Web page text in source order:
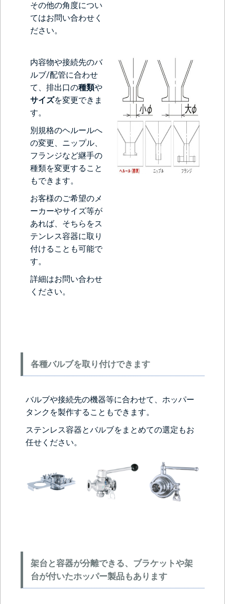
その他の角度につい
てはお問い合わせく
ださい。
内容物や接続先のバ
ルブ/配管に合わせ
て、排出口の種類や
サイズを変更できま
す。
別規格のヘルールへ
の変更、ニップル、
フランジなど継手の
種類を変更すること
もできます。
お客様のご希望のメ
ーカーやサイズ等が
あれば、そちらをス
テンレス容器に取り
付けることも可能で
す。
詳細はお問い合わせ
ください。
各種バルブを取り付けできます
バルブや接続先の機器等に合わせて、ホッパー
タンクを製作することもできます。
ステンレス容器とバルブをまとめての選定もお
任せください。
架台と容器が分離できる、ブラケットや架
台が付いたホッパー製品もあります